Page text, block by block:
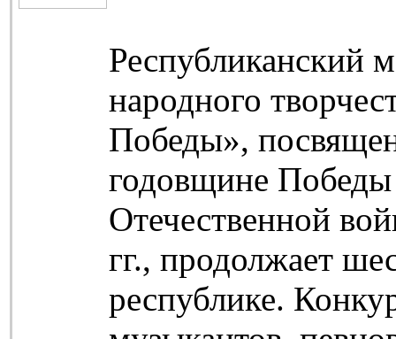
Республиканский
народного
Победы»,
годовщине
Отечественной
гг., продолжает
республике.